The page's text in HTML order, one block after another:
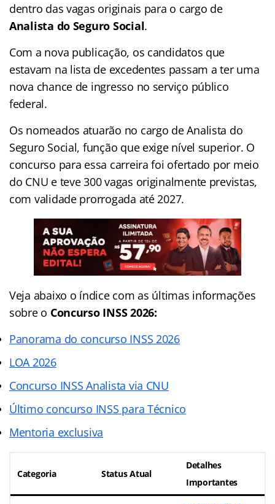
dentro das vagas originais para o cargo de
Analista do Seguro Social.
Com a nova publicação, os candidatos que
estavam na lista de excedentes passam a ter uma
nova chance de ingresso no serviço público
federal.
Os nomeados atuarão no cargo de Analista do
Seguro Social, função que exige nível superior. O
concurso para essa carreira foi ofertado por meio
do CNU e teve 300 vagas originalmente previstas,
com validade prorrogada até 2027.
Veja abaixo o índicecom as últimas informações
sobre o Concurso INSS 2026:
Panorama do concurso INSS 2026
LOA 2026
Concurso INSS Analista via CNU
Último concurso INSS para Técnico
Mentoria exclusiva
Categoria Status Atual
Detalhes
Importantes